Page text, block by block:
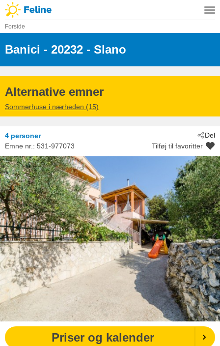
Forside
Banici - 20232 - Slano
Alternative emner
Sommerhuse i nærheden (15)
Del
4 personer
Emne nr.: 531-977073 Tilføj til favoritter
Priser og kalender